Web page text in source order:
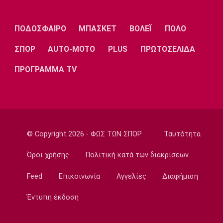
στάνταρ της ΟΥΕΦΑ
12:00
Χωρίς τις αισθήσεις της ανασύρθηκε
11:50
Ευρωμπάσκετ Κορασίδων U16: Πρεμιέρα
απόψε για την Ελλάδα απέναντι στην
Ιρλανδία
11:40
«Μη εγγυημένο το συμβόλαιο του Λόνι
ΠΟΔΟΣΦΑΙΡΟ ΜΠΑΣΚΕΤ ΒΟΛΕΪ ΠΟΛΟ
ΣΠΟΡ AUTO-MOTO PLUS ΠΡΩΤΟΣΕΛΙΔΑ
ΠΡΟΓΡΑΜΜΑ TV
© Copyright 2026 - ΦΩΣ ΤΩΝ ΣΠΟΡ Ταυτότητα
Όροι χρήσης Πολιτική κατά των διακρίσεων
Feed Επικοινωνία Αγγελίες Διαφήμιση
Έντυπη έκδοση